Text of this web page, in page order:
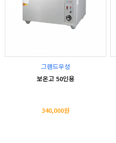
그랜드우성
보온고 50인용
340,000원